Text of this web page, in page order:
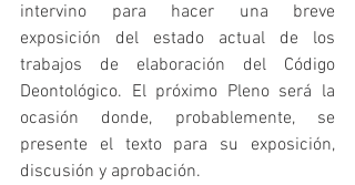
intervino para hacer una breve
exposición del estado actual de los
trabajos de elaboración del Código
Deontológico. El próximo Pleno será la
ocasión donde, probablemente, se
presente el texto para su exposición,
discusión y aprobación.